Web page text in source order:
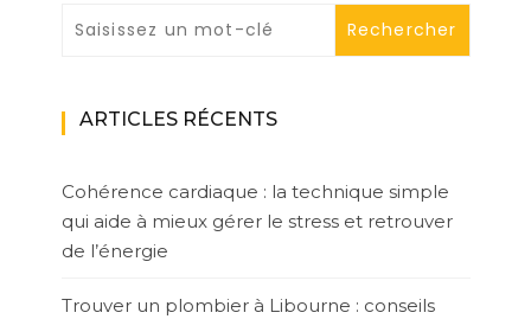
ARTICLES RÉCENTS
Cohérence cardiaque : la technique simple
qui aide à mieux gérer le stress et retrouver
de l’énergie
Trouver un plombier à Libourne : conseils